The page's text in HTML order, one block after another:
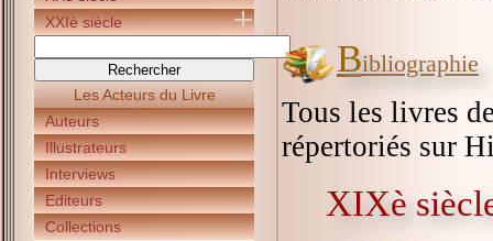
XXIè siècle
Les Acteurs du Livre
Auteurs
Illustrateurs
Interviews
Editeurs
Collections
Bibliographie
Tous les livres
répertoriés sur
XIXè